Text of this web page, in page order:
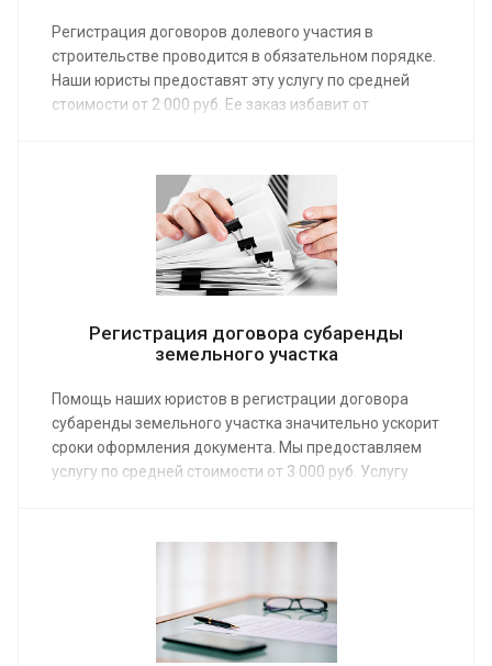
Регистрация договоров долевого участия в
строительстве проводится в обязательном порядке.
Наши юристы предоставят эту услугу по средней
стоимости от 2 000 руб. Ее заказ избавит от
Регистрация договора субаренды
земельного участка
Помощь наших юристов в регистрации договора
субаренды земельного участка значительно ускорит
сроки оформления документа. Мы предоставляем
услугу по средней стоимости от 3 000 руб. Услугу